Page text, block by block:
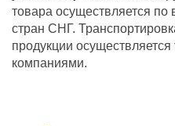
товара осуществляется по
стран СНГ.
продукции
компаниями.